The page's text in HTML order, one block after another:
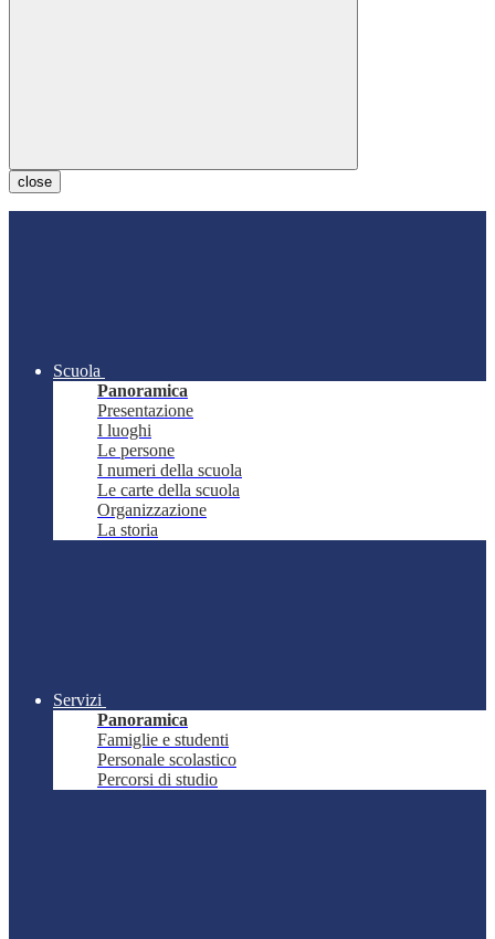
close
Scuola
Panoramica
Presentazione
I luoghi
Le persone
I numeri della scuola
Le carte della scuola
Organizzazione
La storia
Servizi
Panoramica
Famiglie e studenti
Personale scolastico
Percorsi di studio